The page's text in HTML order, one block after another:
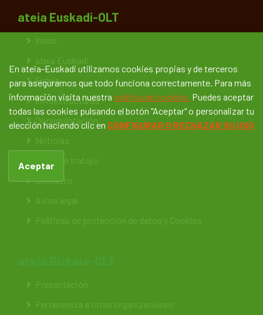
ateia Euskadi-OLT
Inicio
ateia Euskadi
Feteia
Infraestructuras
Documentación
Noticias
Bolsa de trabajo
Contacto
Aviso legal
Políticas de protección de datos y Cookies
Presentación
Pertenencia a otras organizaciones
En ateia-Euskadi utilizamos cookies propias y de terceros
para asegurarnos que todo funciona correctamente. Para más
información visita nuestra política de cookies. Puedes aceptar
todas las cookies pulsando el botón "Aceptar" o personalizar tu
elección haciendo clic en CONFIGURAR O RECHAZAR SU USO
Aceptar